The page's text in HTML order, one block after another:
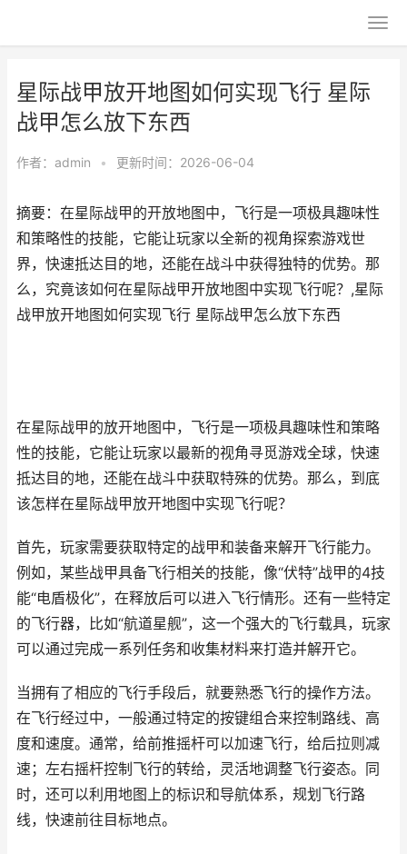
星际战甲放开地图如何实现飞行 星际
战甲怎么放下东西
作者： admin • 更新时间：2026-06-04
摘要：在星际战甲的开放地图中，飞行是一项极具趣味性
和策略性的技能，它能让玩家以全新的视角探索游戏世
界，快速抵达目的地，还能在战斗中获得独特的优势。那
么，究竟该如何在星际战甲开放地图中实现飞行呢？,星际
战甲放开地图如何实现飞行 星际战甲怎么放下东西
在星际战甲的放开地图中，飞行是一项极具趣味性和策略
性的技能，它能让玩家以最新的视角寻觅游戏全球，快速
抵达目的地，还能在战斗中获取特殊的优势。那么，到底
该怎样在星际战甲放开地图中实现飞行呢？
首先，玩家需要获取特定的战甲和装备来解开飞行能力。
例如，某些战甲具备飞行相关的技能，像“伏特”战甲的4技
能“电盾极化”，在释放后可以进入飞行情形。还有一些特定
的飞行器，比如“航道星舰”，这一个强大的飞行载具，玩家
可以通过完成一系列任务和收集材料来打造并解开它。
当拥有了相应的飞行手段后，就要熟悉飞行的操作方法。
在飞行经过中，一般通过特定的按键组合来控制路线、高
度和速度。通常，给前推摇杆可以加速飞行，给后拉则减
速；左右摇杆控制飞行的转给，灵活地调整飞行姿态。同
时，还可以利用地图上的标识和导航体系，规划飞行路
线，快速前往目标地点。